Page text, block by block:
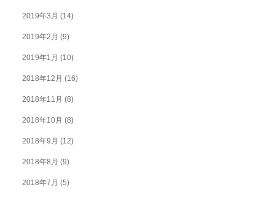
2019年3月 (14)
2019年2月 (9)
2019年1月 (10)
2018年12月 (16)
2018年11月 (8)
2018年10月 (8)
2018年9月 (12)
2018年8月 (9)
2018年7月 (5)